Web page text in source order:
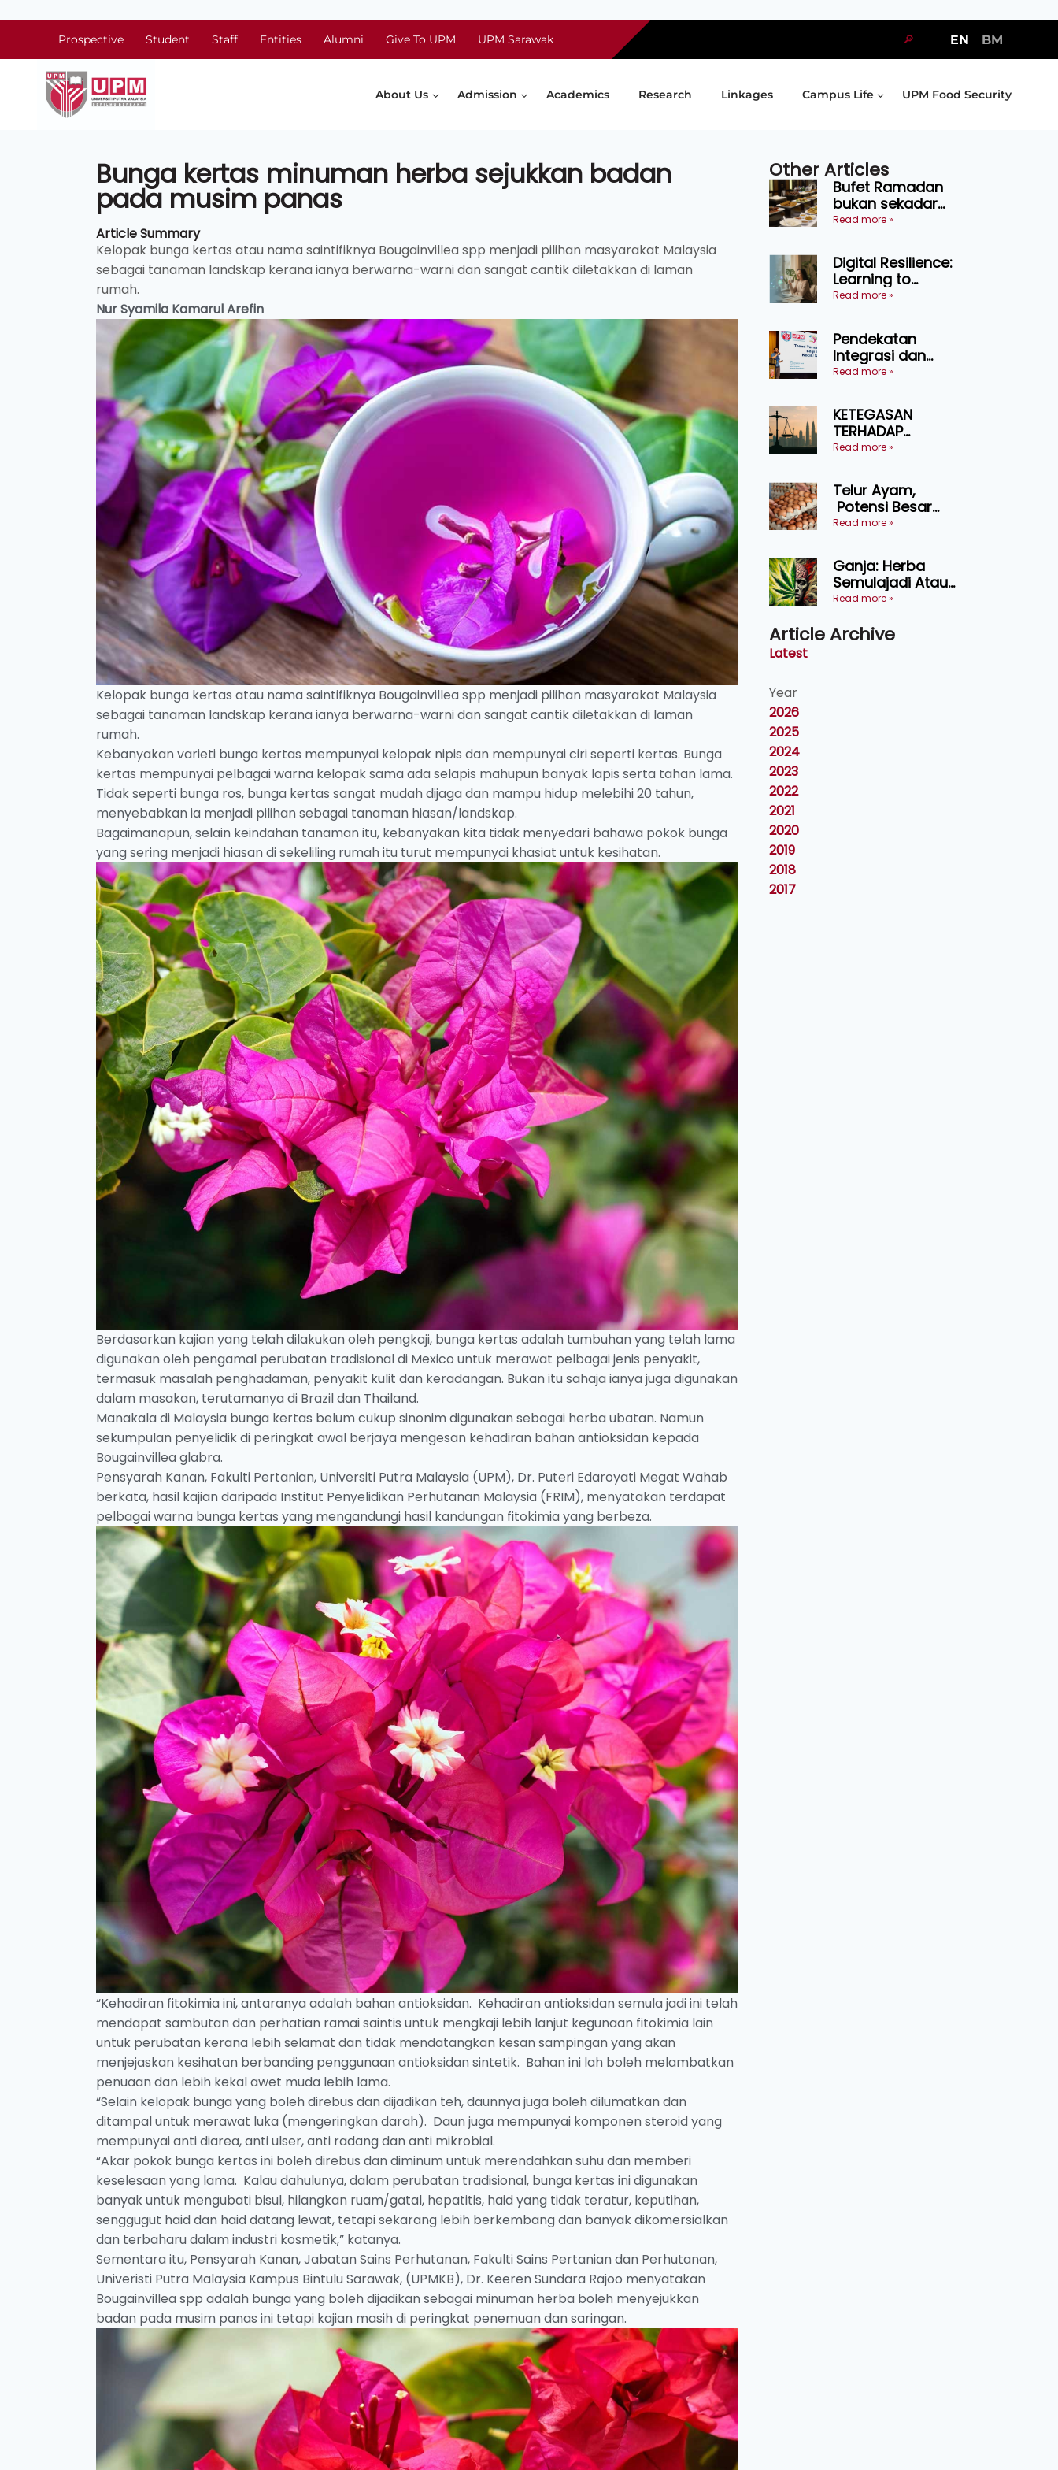
Prospective Student Staff Entities Alumni Give To UPM UPM Sarawak 🔎 EN BM
About Us Admission Academics Research Linkages Campus Life UPM Food Security
Bunga kertas minuman herba sejukkan badan
pada musim panas
Article Summary
Kelopak bunga kertas atau nama saintifiknya Bougainvillea spp menjadi pilihan masyarakat Malaysia
sebagai tanaman landskap kerana ianya berwarna-warni dan sangat cantik diletakkan di laman
rumah.
Nur Syamila Kamarul Arefin
Kelopak bunga kertas atau nama saintifiknya Bougainvillea spp menjadi pilihan masyarakat Malaysia
sebagai tanaman landskap kerana ianya berwarna-warni dan sangat cantik diletakkan di laman
rumah.
Kebanyakan varieti bunga kertas mempunyai kelopak nipis dan mempunyai ciri seperti kertas. Bunga
kertas mempunyai pelbagai warna kelopak sama ada selapis mahupun banyak lapis serta tahan lama.
Tidak seperti bunga ros, bunga kertas sangat mudah dijaga dan mampu hidup melebihi 20 tahun,
menyebabkan ia menjadi pilihan sebagai tanaman hiasan/landskap.
Bagaimanapun, selain keindahan tanaman itu, kebanyakan kita tidak menyedari bahawa pokok bunga
yang sering menjadi hiasan di sekeliling rumah itu turut mempunyai khasiat untuk kesihatan.
Berdasarkan kajian yang telah dilakukan oleh pengkaji, bunga kertas adalah tumbuhan yang telah lama
digunakan oleh pengamal perubatan tradisional di Mexico untuk merawat pelbagai jenis penyakit,
termasuk masalah penghadaman, penyakit kulit dan keradangan. Bukan itu sahaja ianya juga digunakan
dalam masakan, terutamanya di Brazil dan Thailand.
Manakala di Malaysia bunga kertas belum cukup sinonim digunakan sebagai herba ubatan. Namun
sekumpulan penyelidik di peringkat awal berjaya mengesan kehadiran bahan antioksidan kepada
Bougainvillea glabra.
Pensyarah Kanan, Fakulti Pertanian, Universiti Putra Malaysia (UPM), Dr. Puteri Edaroyati Megat Wahab
berkata, hasil kajian daripada Institut Penyelidikan Perhutanan Malaysia (FRIM), menyatakan terdapat
pelbagai warna bunga kertas yang mengandungi hasil kandungan fitokimia yang berbeza.
“Kehadiran fitokimia ini, antaranya adalah bahan antioksidan. Kehadiran antioksidan semula jadi ini telah
mendapat sambutan dan perhatian ramai saintis untuk mengkaji lebih lanjut kegunaan fitokimia lain
untuk perubatan kerana lebih selamat dan tidak mendatangkan kesan sampingan yang akan
menjejaskan kesihatan berbanding penggunaan antioksidan sintetik. Bahan ini lah boleh melambatkan
penuaan dan lebih kekal awet muda lebih lama.
“Selain kelopak bunga yang boleh direbus dan dijadikan teh, daunnya juga boleh dilumatkan dan
ditampal untuk merawat luka (mengeringkan darah). Daun juga mempunyai komponen steroid yang
mempunyai anti diarea, anti ulser, anti radang dan anti mikrobial.
“Akar pokok bunga kertas ini boleh direbus dan diminum untuk merendahkan suhu dan memberi
keselesaan yang lama. Kalau dahulunya, dalam perubatan tradisional, bunga kertas ini digunakan
banyak untuk mengubati bisul, hilangkan ruam/gatal, hepatitis, haid yang tidak teratur, keputihan,
senggugut haid dan haid datang lewat, tetapi sekarang lebih berkembang dan banyak dikomersialkan
dan terbaharu dalam industri kosmetik,” katanya.
Sementara itu, Pensyarah Kanan, Jabatan Sains Perhutanan, Fakulti Sains Pertanian dan Perhutanan,
Univeristi Putra Malaysia Kampus Bintulu Sarawak, (UPMKB), Dr. Keeren Sundara Rajoo menyatakan
Bougainvillea spp adalah bunga yang boleh dijadikan sebagai minuman herba boleh menyejukkan
badan pada musim panas ini tetapi kajian masih di peringkat penemuan dan saringan.
Other Articles
Bufet Ramadan
bukan sekadar
juadah, perlu bijak
selamat
menikmati
Read more »
Digital Resilience:
Learning to
Endure Without
Read more »
Pendekatan
Integrasi dan
Teknologi Baharu
Ternakan
Ruminan
Read more »
KETEGASAN
TERHADAP
KEDAULATAN
ASAS KEPADA
KEADILAN DAN
KEHARMONIAN
Read more »
Telur Ayam,
Potensi Besar
Dalam Industri
Kosmetik dan
Penyelidikan
Read more »
Ganja: Herba
Semulajadi Atau
Ancaman
Read more »
Article Archive
Latest
Year
2026
2025
2024
2023
2022
2021
2020
2019
2018
2017